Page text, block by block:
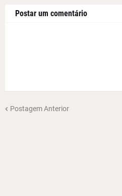
Postar um comentário
Postagem Anterior